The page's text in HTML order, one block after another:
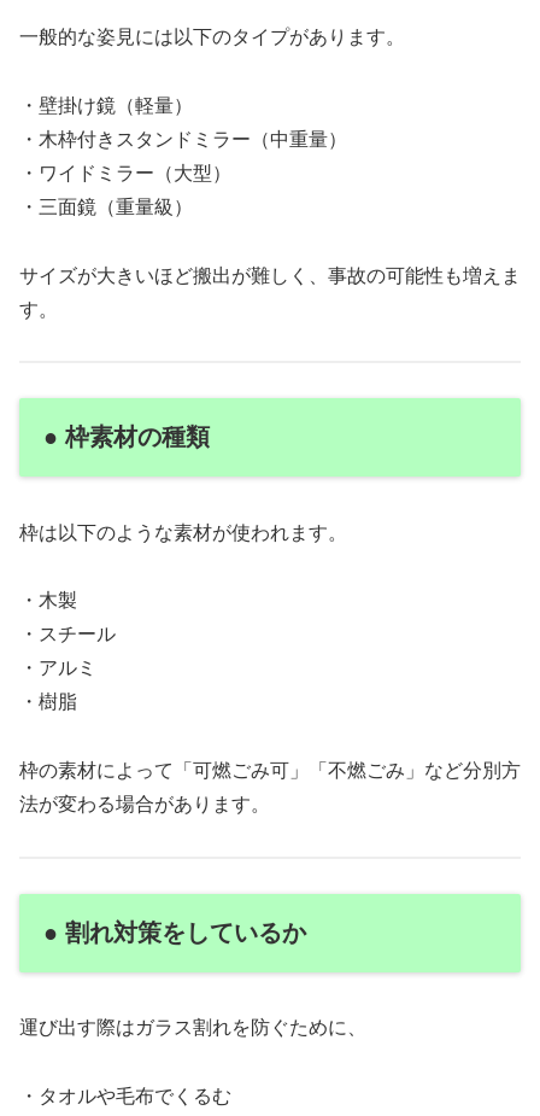
一般的な姿見には以下のタイプがあります。
・壁掛け鏡（軽量）
・木枠付きスタンドミラー（中重量）
・ワイドミラー（大型）
・三面鏡（重量級）
サイズが大きいほど搬出が難しく、事故の可能性も増えま
す。
● 枠素材の種類
枠は以下のような素材が使われます。
・木製
・スチール
・アルミ
・樹脂
枠の素材によって「可燃ごみ可」「不燃ごみ」など分別方
法が変わる場合があります。
● 割れ対策をしているか
運び出す際はガラス割れを防ぐために、
・タオルや毛布でくるむ